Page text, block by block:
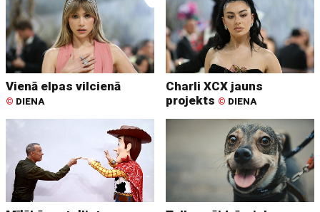
Vienā elpas vilcienā
© DIENA
Charli XCX jauns
projekts © DIENA